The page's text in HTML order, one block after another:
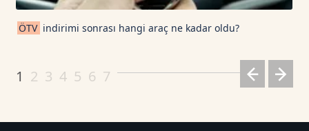
ÖTV indirimi sonrası hangi araç ne kadar oldu?
1 2 3 4 5 6 7